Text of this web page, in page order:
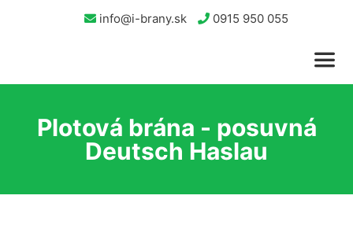
info@i-brany.sk 0915 950 055
Plotová brána - posuvná
Deutsch Haslau